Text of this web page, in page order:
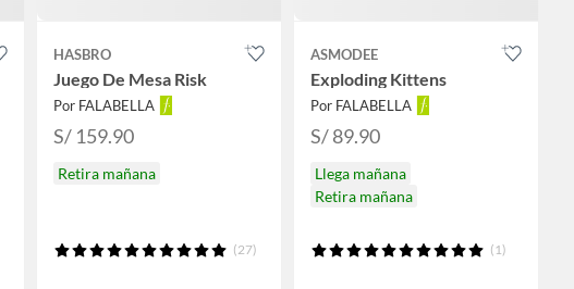
HASBRO
Juego De Mesa Risk
Por FALABELLA
S/ 159.90
Retira mañana
(27)
ASMODEE
Exploding Kittens
Por FALABELLA
S/ 89.90
Llega mañana
Retira mañana
(1)